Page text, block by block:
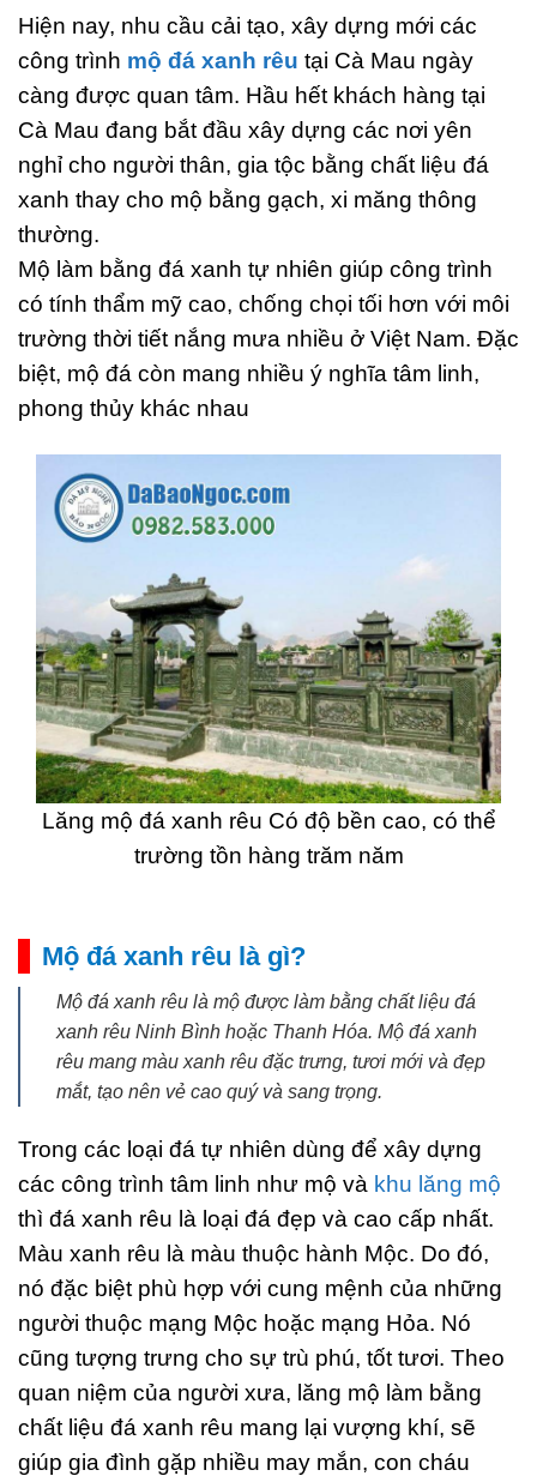
Hiện nay, nhu cầu cải tạo, xây dựng mới các
công trình mộ đá xanh rêu tại Cà Mau ngày
càng được quan tâm. Hầu hết khách hàng tại
Cà Mau đang bắt đầu xây dựng các nơi yên
nghỉ cho người thân, gia tộc bằng chất liệu đá
xanh thay cho mộ bằng gạch, xi măng thông
thường.
Mộ làm bằng đá xanh tự nhiên giúp công trình
có tính thẩm mỹ cao, chống chọi tối hơn với môi
trường thời tiết nắng mưa nhiều ở Việt Nam. Đặc
biệt, mộ đá còn mang nhiều ý nghĩa tâm linh,
phong thủy khác nhau
Lăng mộ đá xanh rêu Có độ bền cao, có thể
trường tồn hàng trăm năm
Mộ đá xanh rêu là gì?
Mộ đá xanh rêu là mộ được làm bằng chất liệu đá
xanh rêu Ninh Bình hoặc Thanh Hóa. Mộ đá xanh
rêu mang màu xanh rêu đặc trưng, tươi mới và đẹp
mắt, tạo nên vẻ cao quý và sang trọng.
Trong các loại đá tự nhiên dùng để xây dựng
các công trình tâm linh như mộ và khu lăng mộ
thì đá xanh rêu là loại đá đẹp và cao cấp nhất.
Màu xanh rêu là màu thuộc hành Mộc. Do đó,
nó đặc biệt phù hợp với cung mệnh của những
người thuộc mạng Mộc hoặc mạng Hỏa. Nó
cũng tượng trưng cho sự trù phú, tốt tươi. Theo
quan niệm của người xưa, lăng mộ làm bằng
chất liệu đá xanh rêu mang lại vượng khí, sẽ
giúp gia đình gặp nhiều may mắn, con cháu